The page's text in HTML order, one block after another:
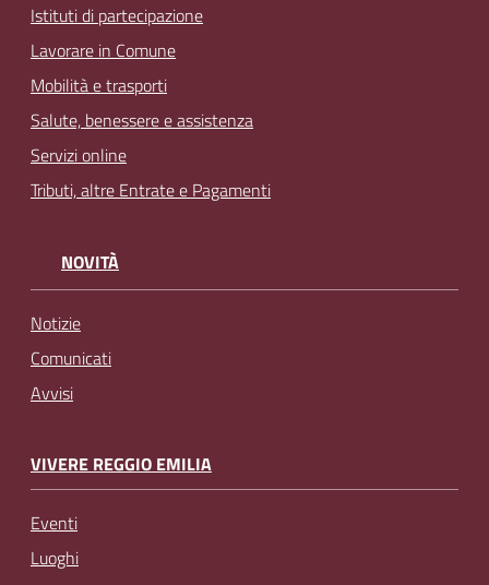
Istituti di partecipazione
Lavorare in Comune
Mobilità e trasporti
Salute, benessere e assistenza
Servizi online
Tributi, altre Entrate e Pagamenti
NOVITÀ
Notizie
Comunicati
Avvisi
VIVERE REGGIO EMILIA
Eventi
Luoghi